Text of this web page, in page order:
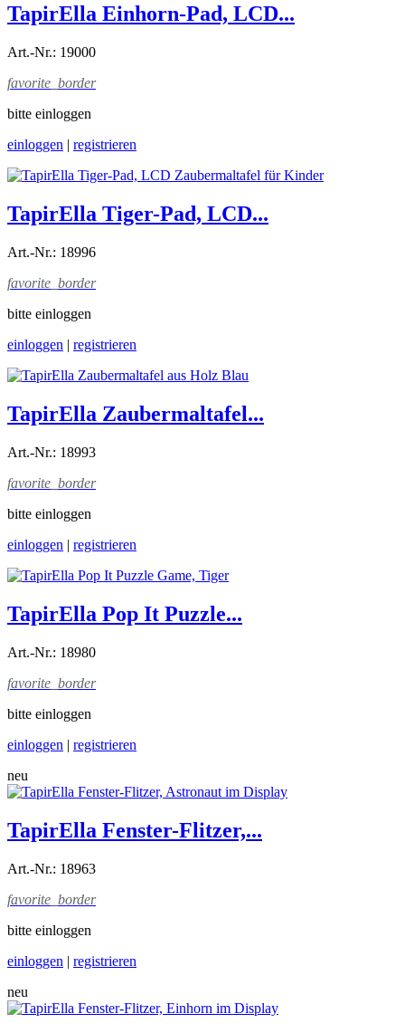
TapirElla Einhorn-Pad, LCD...
Art.-Nr.: 19000
favorite_border
bitte einloggen
einloggen | registrieren
TapirElla Tiger-Pad, LCD...
Art.-Nr.: 18996
favorite_border
bitte einloggen
einloggen | registrieren
TapirElla Zaubermaltafel...
Art.-Nr.: 18993
favorite_border
bitte einloggen
einloggen | registrieren
TapirElla Pop It Puzzle...
Art.-Nr.: 18980
favorite_border
bitte einloggen
einloggen | registrieren
neu
TapirElla Fenster-Flitzer,...
Art.-Nr.: 18963
favorite_border
bitte einloggen
einloggen | registrieren
neu